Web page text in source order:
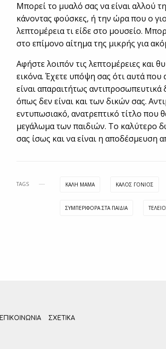
Μπορεί το μυαλό σας να είναι αλλού
κάνοντας φούσκες, ή την ώρα που ο
λεπτομέρεια τι είδε στο μουσείο.
στο επίμονο αίτημα της μικρής για
Αφήστε λοιπόν τις λεπτομέρειες και
εικόνα. Έχετε υπόψη σας ότι αυτά που
είναι απαραιτήτως
όπως δεν είναι και των δικών σας.
εντυπωσιακό, ανατρεπτικό τίτλο που
μεγάλωμα των παιδιών. Το καλύτερο
σας ίσως και να είναι η αποδέσμευση
TAGS ΚΑΛΉ ΜΑΜΆ ΚΑΛΌΣ ΓΟΝΙΌΣ
ΣΥΜΠΕΡΙΦΟΡΆ ΣΤΑ ΠΑΙΔΙΆ
ΕΠΙΚΟΙΝΩΝΊΑ ΣΧΕΤΙΚΆ